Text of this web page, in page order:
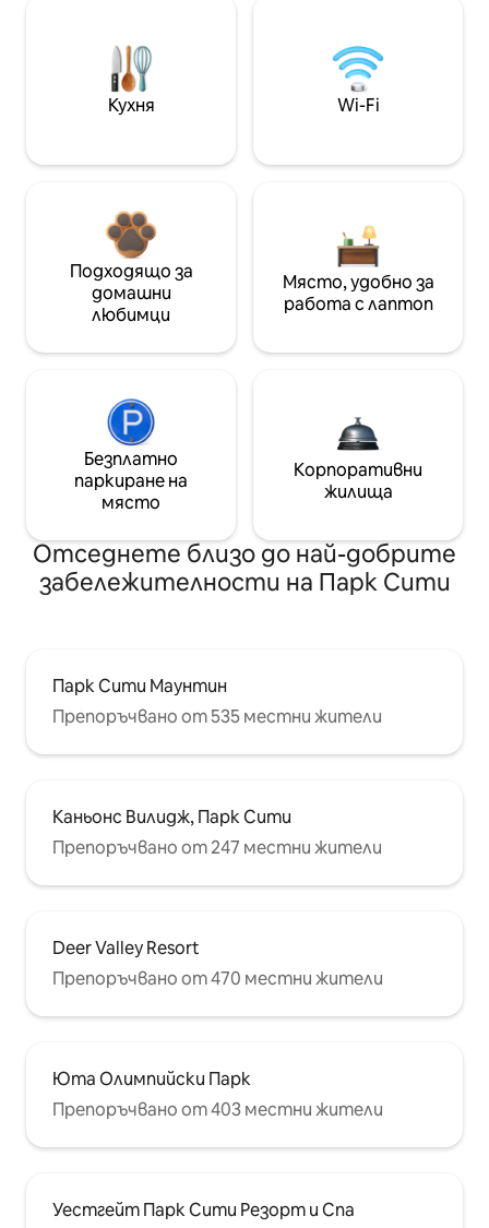
Кухня Wi-Fi
Подходящо за
домашни
любимци
Място, удобно за
работа с лаптоп
Безплатно
паркиране на
място
Корпоративни
жилища
Отседнете близо до най-добрите
забележителности на Парк Сити
Парк Сити Маунтин
Препоръчвано от 535 местни жители
Каньонс Вилидж, Парк Сити
Препоръчвано от 247 местни жители
Deer Valley Resort
Препоръчвано от 470 местни жители
Юта Олимпийски Парк
Препоръчвано от 403 местни жители
Уестгейт Парк Сити Резорт и Спа